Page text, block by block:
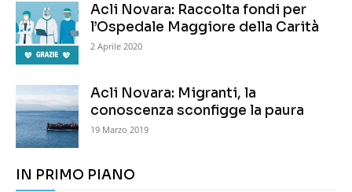
Acli Novara: Raccolta fondi per
l’Ospedale Maggiore della Carità
2 Aprile 2020
Acli Novara: Migranti, la
conoscenza sconfigge la paura
19 Marzo 2019
IN PRIMO PIANO